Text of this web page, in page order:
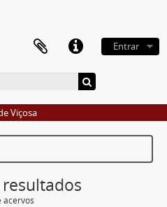
Entrar
Viçosa
acervos